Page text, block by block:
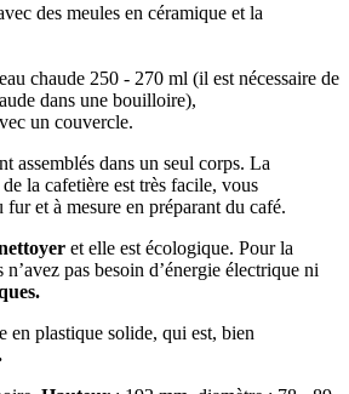
des meules en céramique et la
chaude 250 - 270 ml (il est nécessaire de
dans une bouilloire),
un couvercle.
assemblés dans un seul corps. La
la cafetière est très facile, vous
fur et à mesure en préparant du café.
et elle est écologique. Pour la
pas besoin d’énergie électrique ni
en plastique solide, qui est, bien